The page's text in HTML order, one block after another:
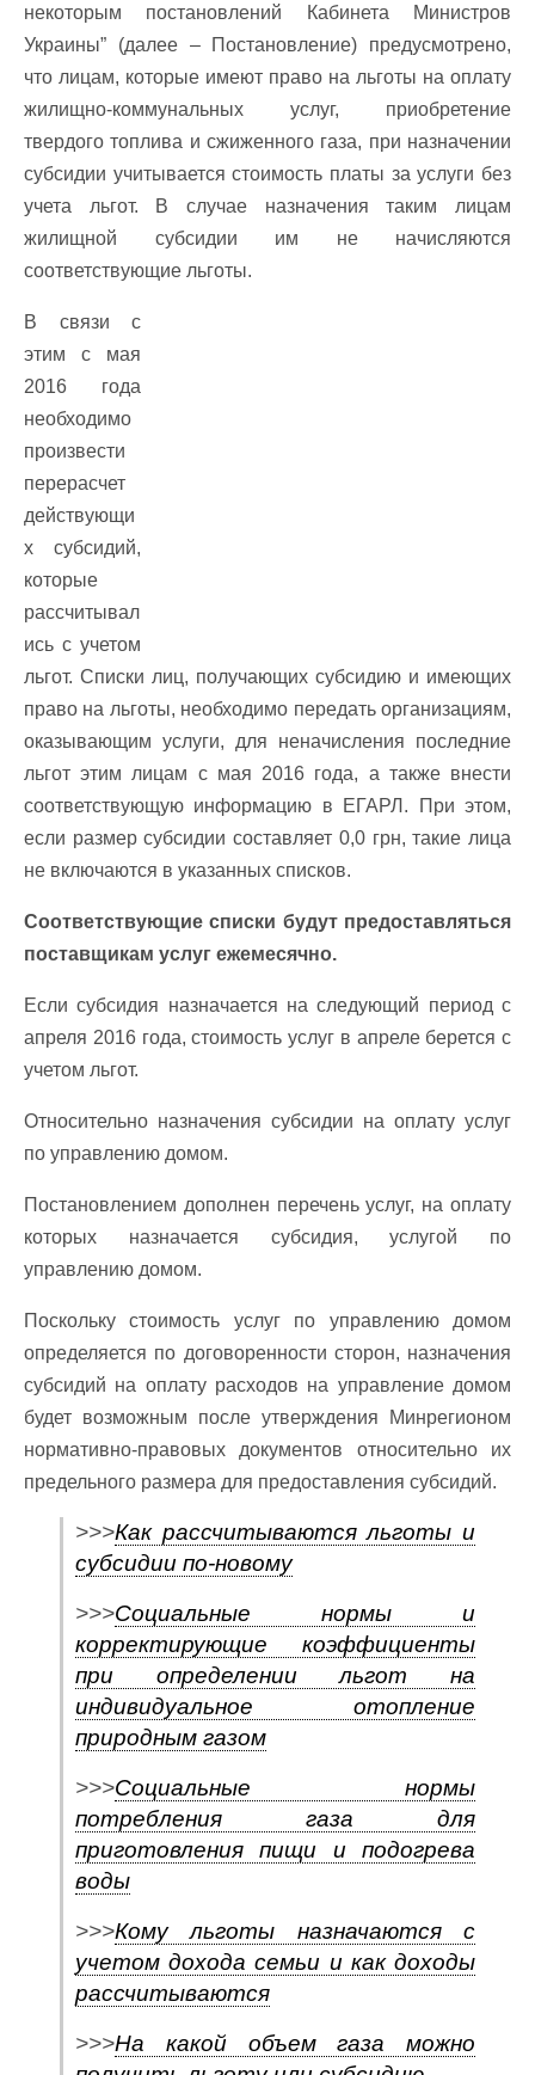
некоторым постановлений Кабинета Министров
Украины” (далее – Постановление) предусмотрено,
что лицам, которые имеют право на льготы на оплату
жилищно-коммунальных услуг, приобретение
твердого топлива и сжиженного газа, при назначении
субсидии учитывается стоимость платы за услуги без
учета льгот. В случае назначения таким лицам
жилищной субсидии им не начисляются
соответствующие льготы.
В связи с
этим с мая
2016 года
необходимо
произвести
перерасчет
действующи
х субсидий,
которые
рассчитывал
ись с учетом
льгот. Списки лиц, получающих субсидию и имеющих
право на льготы, необходимо передать организациям,
оказывающим услуги, для неначисления последние
льгот этим лицам с мая 2016 года, а также внести
соответствующую информацию в ЕГАРЛ. При этом,
если размер субсидии составляет 0,0 грн, такие лица
не включаются в указанных списков.
Соответствующие списки будут предоставляться
поставщикам услуг ежемесячно.
Если субсидия назначается на следующий период с
апреля 2016 года, стоимость услуг в апреле берется с
учетом льгот.
Относительно назначения субсидии на оплату услуг
по управлению домом.
Постановлением дополнен перечень услуг, на оплату
которых назначается субсидия, услугой по
управлению домом.
Поскольку стоимость услуг по управлению домом
определяется по договоренности сторон, назначения
субсидий на оплату расходов на управление домом
будет возможным после утверждения Минрегионом
нормативно-правовых документов относительно их
предельного размера для предоставления субсидий.
>>>Как рассчитываются льготы и
субсидии по-новому
>>>Социальные нормы и
корректирующие коэффициенты
при определении льгот на
индивидуальное отопление
природным газом
>>>Социальные нормы
потребления газа для
приготовления пищи и подогрева
воды
>>>Кому льготы назначаются с
учетом дохода семьи и как доходы
рассчитываются
>>>На какой объем газа можно